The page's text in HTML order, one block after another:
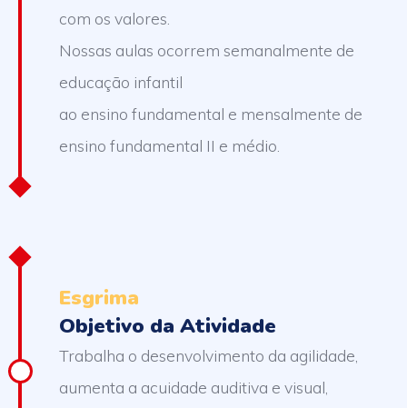
com os valores.
Nossas aulas ocorrem semanalmente de
educação infantil
ao ensino fundamental e mensalmente de
ensino fundamental II e médio.
Esgrima
Objetivo da Atividade
Trabalha o desenvolvimento da agilidade,
aumenta a acuidade auditiva e visual,